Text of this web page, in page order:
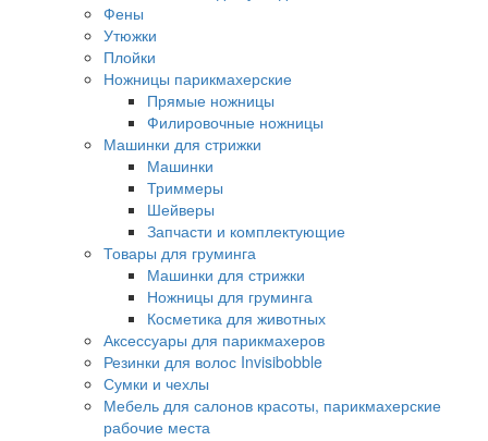
Фены
Утюжки
Плойки
Ножницы парикмахерские
Прямые ножницы
Филировочные ножницы
Машинки для стрижки
Машинки
Триммеры
Шейверы
Запчасти и комплектующие
Товары для груминга
Машинки для стрижки
Ножницы для груминга
Косметика для животных
Аксессуары для парикмахеров
Резинки для волос Invisibobble
Сумки и чехлы
Мебель для салонов красоты, парикмахерские
рабочие места